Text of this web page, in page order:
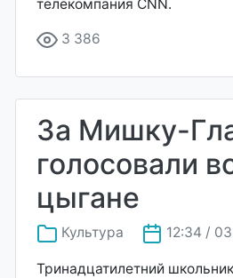
телекомпания CNN.
3 386
За Мишку-
голосовали
цыгане
Культура 12:34 /
Тринадцатилетний